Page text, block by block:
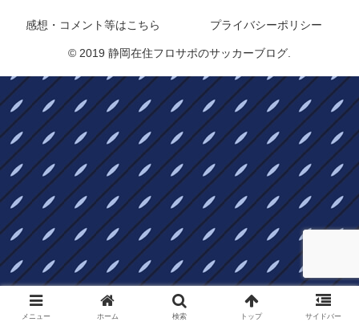
感想・コメント等はこちら プライバシーポリシー
© 2019 静岡在住フロサポのサッカーブログ.
メニュー ホーム 検索 トップ サイドバー